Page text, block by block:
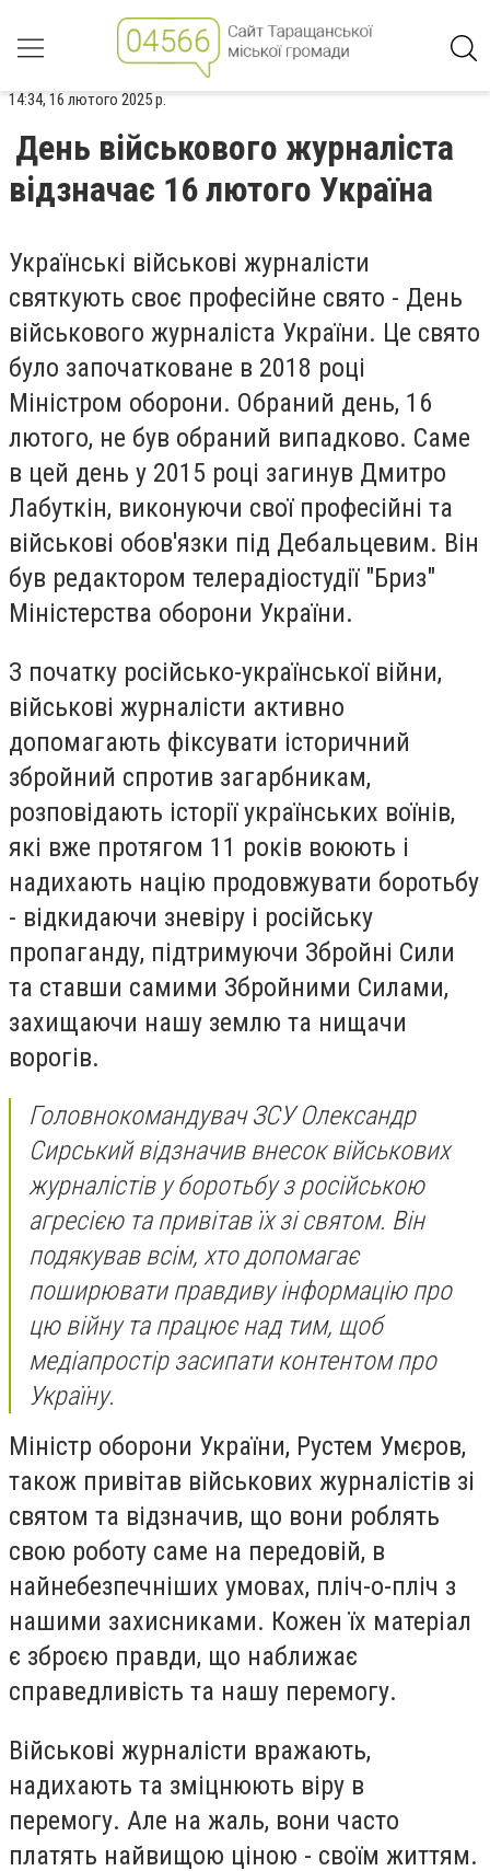
14:34, 16 лютого 2025 р.
День військового журналіста
відзначає 16 лютого Україна
Українські військові журналісти
святкують своє професійне свято - День
військового журналіста України. Це свято
було започатковане в 2018 році
Міністром оборони. Обраний день, 16
лютого, не був обраний випадково. Саме
в цей день у 2015 році загинув Дмитро
Лабуткін, виконуючи свої професійні та
військові обов'язки під Дебальцевим. Він
був редактором телерадіостудії "Бриз"
Міністерства оборони України.
З початку російсько-української війни,
військові журналісти активно
допомагають фіксувати історичний
збройний спротив загарбникам,
розповідають історії українських воїнів,
які вже протягом 11 років воюють і
надихають націю продовжувати боротьбу
- відкидаючи зневіру і російську
пропаганду, підтримуючи Збройні Сили
та ставши самими Збройними Силами,
захищаючи нашу землю та нищачи
ворогів.
Головнокомандувач ЗСУ Олександр
Сирський відзначив внесок військових
журналістів у боротьбу з російською
агресією та привітав їх зі святом. Він
подякував всім, хто допомагає
поширювати правдиву інформацію про
цю війну та працює над тим, щоб
медіапростір засипати контентом про
Україну.
Міністр оборони України, Рустем Умєров,
також привітав військових журналістів зі
святом та відзначив, що вони роблять
свою роботу саме на передовій, в
найнебезпечніших умовах, пліч-о-пліч з
нашими захисниками. Кожен їх матеріал
є зброєю правди, що наближає
справедливість та нашу перемогу.
Військові журналісти вражають,
надихають та зміцнюють віру в
перемогу. Але на жаль, вони часто
платять найвищою ціною - своїм життям.